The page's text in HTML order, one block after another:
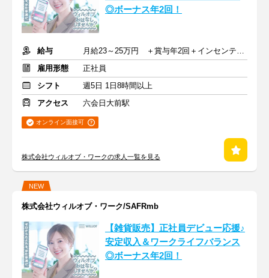
◎ボーナス年2回！
給与
月給23～25万円 ＋賞与年2回＋インセンティブ＋交通費
雇用形態
正社員
シフト
週5日 1日8時間以上
アクセス
六会日大前駅
オンライン面接可
株式会社ウィルオブ・ワークの求人一覧を見る
NEW
株式会社ウィルオブ・ワーク/SAFRmb
【雑貨販売】正社員デビュー応援♪
安定収入＆ワークライフバランス
◎ボーナス年2回！